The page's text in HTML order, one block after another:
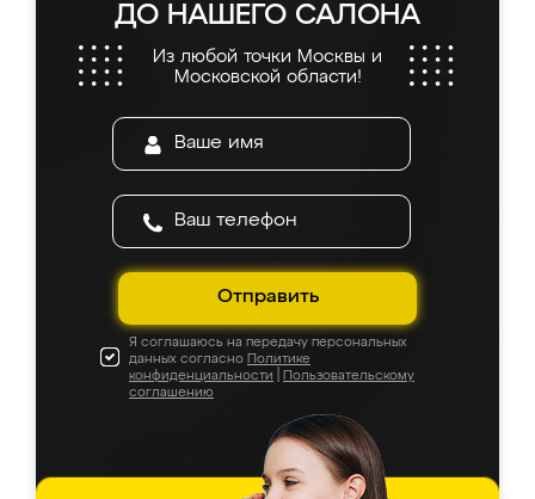
ДО НАШЕГО САЛОНА
Из любой точки Москвы и
Московской области!
Отправить
Я соглашаюсь на передачу персональных
данных согласно Политике
конфиденциальности
Пользовательскому
соглашению